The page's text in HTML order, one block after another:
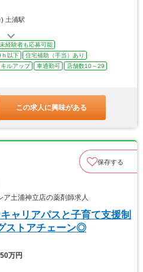
) 土浦駅
未経験者も応募可能
以下
住宅補助（手当）あり
キルアップ 車通勤可
店舗数10～29
この求人に興味がある
保存する
土浦神立店の薬剤師求人
ャリアパスと子育て支援制
ストアチェーン◎
万円